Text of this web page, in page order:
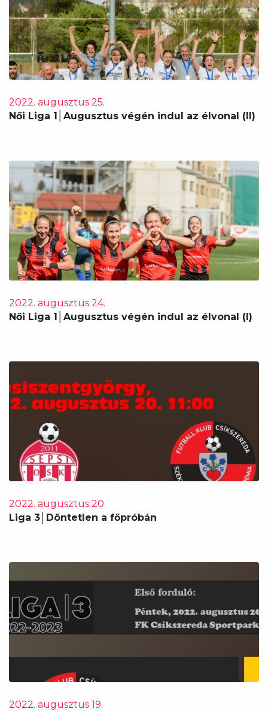
2022. augusztus 25.
Női Liga 1│Augusztus végén indul az élvonal (II)
2022. augusztus 24.
Női Liga 1│Augusztus végén indul az élvonal (I)
2022. augusztus 20.
Liga 3│Döntetlen a főpróbán
2022. augusztus 19.